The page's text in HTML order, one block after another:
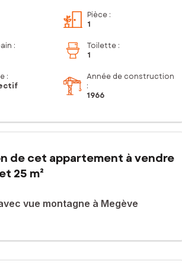
Pièce :
1
:
Toilette :
1
:
Année de construction
:
1966
de cet appartement à vendre
25 m²
vue montagne à Megève
à 300m du Mont d'Arbois avec une navette
meublé de 25 m² situé au rez-de-chaussée